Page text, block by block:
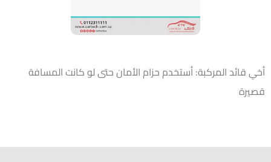
أخي قائد المركبة: أستخدم حزام الأمان حتى لو كانت المسافة
قصيرة